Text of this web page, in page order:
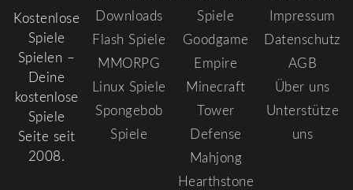
Kostenlose
Spiele
Spielen –
Deine
kostenlose
Spiele
Seite seit
2008.
Downloads
Flash Spiele
MMORPG
Linux Spiele
Spongebob
Spiele
Spiele
Goodgame
Empire
Minecraft
Tower
Defense
Mahjong
Hearthstone
Impressum
Datenschutz
AGB
Über uns
Unterstütze
uns